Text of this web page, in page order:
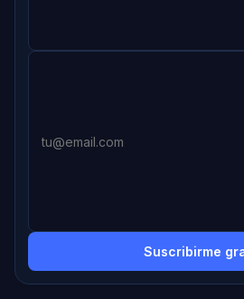
Suscribirme